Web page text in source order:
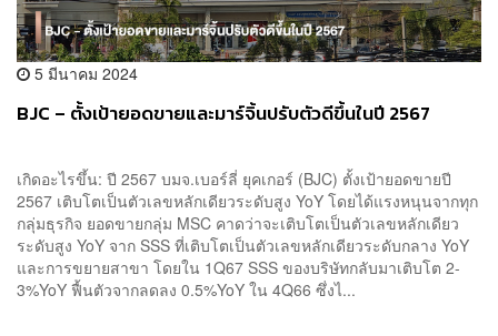
5 มีนาคม 2024
BJC – ตั้งเป้ายอดขายและมาร์จิ้นปรับตัวดีขึ้นในปี 2567
เกิดอะไรขึ้น: ปี 2567 บมจ.เบอร์ลี่ ยุคเกอร์ (BJC) ตั้งเป้ายอดขายปี
2567 เติบโตเป็นตัวเลขหลักเดียวระดับสูง YoY โดยได้แรงหนุนจากทุก
กลุ่มธุรกิจ ยอดขายกลุ่ม MSC คาดว่าจะเติบโตเป็นตัวเลขหลักเดียว
ระดับสูง YoY จาก SSS ที่เติบโตเป็นตัวเลขหลักเดียวระดับกลาง YoY
และการขยายสาขา โดยใน 1Q67 SSS ของบริษัทกลับมาเติบโต 2-
3%YoY ฟื้นตัวจากลดลง 0.5%YoY ใน 4Q66 ซึ่งไ...